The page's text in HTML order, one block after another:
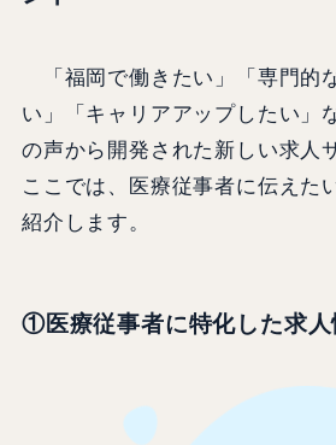
「福岡で働きたい」「専門的
い」「キャリアアップしたい」
の声から開発された新しい求人
ここでは、医療従事者に伝えた
紹介します。
①医療従事者に特化した求人